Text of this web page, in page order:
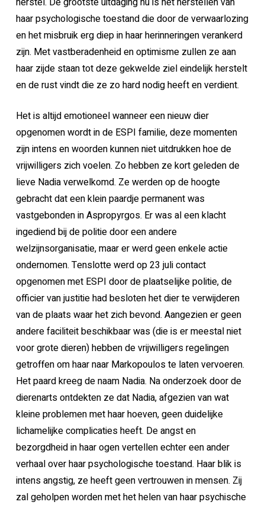
haar psychologische toestand die door de verwaarlozing
en het misbruik erg diep in haar herinneringen verankerd
zijn. Met vastberadenheid en optimisme zullen ze aan
haar zijde staan tot deze gekwelde ziel eindelijk herstelt
en de rust vindt die ze zo hard nodig heeft en verdient.
Het is altijd emotioneel wanneer een nieuw dier
opgenomen wordt in de ESPI familie, deze momenten
zijn intens en woorden kunnen niet uitdrukken hoe de
vrijwilligers zich voelen. Zo hebben ze kort geleden de
lieve Nadia verwelkomd. Ze werden op de hoogte
gebracht dat een klein paardje permanent was
vastgebonden in Aspropyrgos. Er was al een klacht
ingediend bij de politie door een andere
welzijnsorganisatie, maar er werd geen enkele actie
ondernomen. Tenslotte werd op 23 juli contact
opgenomen met ESPI door de plaatselijke politie, de
officier van justitie had besloten het dier te verwijderen
van de plaats waar het zich bevond. Aangezien er geen
andere faciliteit beschikbaar was (die is er meestal niet
voor grote dieren) hebben de vrijwilligers regelingen
getroffen om haar naar Markopoulos te laten vervoeren.
Het paard kreeg de naam Nadia. Na onderzoek door de
dierenarts ontdekten ze dat Nadia, afgezien van wat
kleine problemen met haar hoeven, geen duidelijke
lichamelijke complicaties heeft. De angst en
bezorgdheid in haar ogen vertellen echter een ander
verhaal over haar psychologische toestand. Haar blik is
intens angstig, ze heeft geen vertrouwen in mensen. Zij
zal geholpen worden met het helen van haar psychische